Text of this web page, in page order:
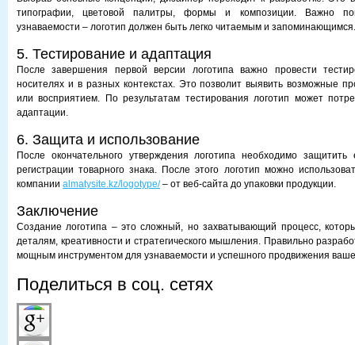
типографии, цветовой палитры, формы и композиции. Важно
узнаваемости – логотип должен быть легко читаемым и запоминающимся.
5. Тестирование и адаптация
После завершения первой версии логотипа важно провести
носителях и в разных контекстах. Это позволит выявить возможные
или восприятием. По результатам тестирования логотип может
адаптации.
6. Защита и использование
После окончательного утверждения логотипа необходимо
регистрации товарного знака. После этого логотип можно
компании almatysite.kz/logotype/– от веб-сайта до упаковки продукции.
Заключение
Создание логотипа – это сложный, но захватывающий процесс,
деталям, креативности и стратегического мышления. Правильно
мощным инструментом для узнаваемости и успешного продвижения
Поделиться в соц. сетях